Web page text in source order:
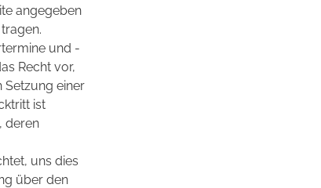
angegeben
und -
Recht vor,
Setzung einer
ist
deren
uns dies
über den